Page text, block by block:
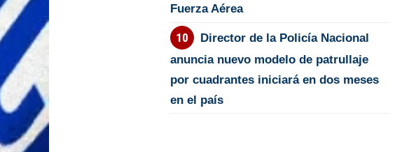
Fuerza Aérea
Director de la Policía Nacional
anuncia nuevo modelo de patrullaje
por cuadrantes iniciará en dos meses
en el país